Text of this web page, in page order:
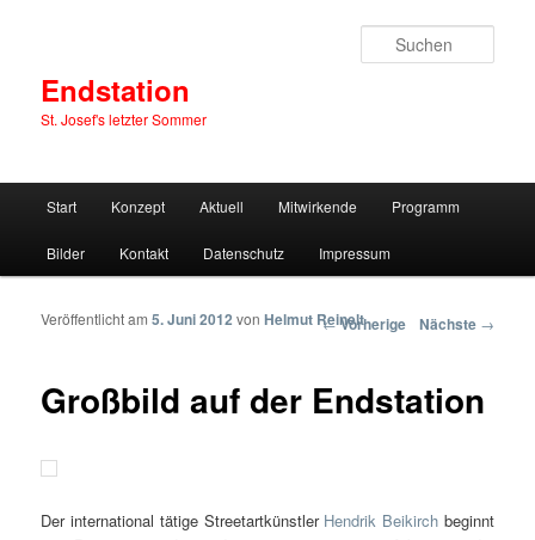
Endstation
St. Josef's letzter Sommer
Zum Inhalt wechseln
Zum sekundären Inhalt wechseln
Start Konzept Aktuell Mitwirkende Programm
Bilder Kontakt Datenschutz Impressum
Artikelnavigation
←Vorherige Nächste →
Großbild auf der Endstation
Veröffentlicht am5. Juni 2012 vonHelmut Reinelt
Der international tätige Streetartkünstler Hendrik Beikirch beginnt